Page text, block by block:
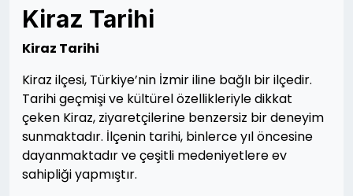
Kiraz Tarihi
Kiraz Tarihi
Kiraz ilçesi, Türkiye’nin İzmir iline bağlı bir ilçedir.
Tarihi geçmişi ve kültürel özellikleriyle dikkat
çeken Kiraz, ziyaretçilerine benzersiz bir deneyim
sunmaktadır. İlçenin tarihi, binlerce yıl öncesine
dayanmaktadır ve çeşitli medeniyetlere ev
sahipliği yapmıştır.